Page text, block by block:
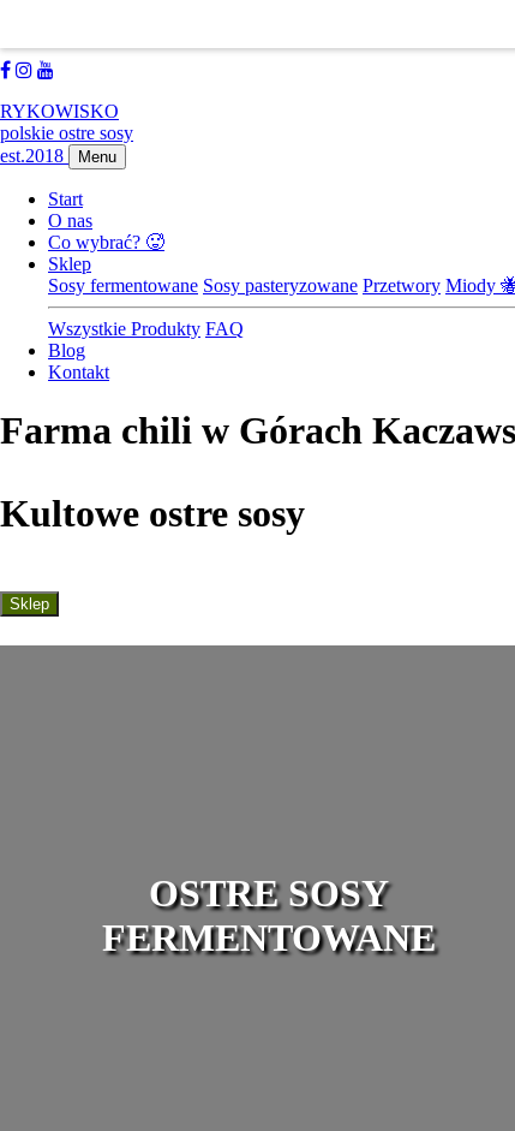
Facebook
Instagram
RYKOWISKO
polskie ostre sosy
est.2018
Menu
Start
O nas
Co wybrać? 🥵
Sklep
Sosy fermentowane Sosy pasteryzowane Przetwory Miody
Wszystkie Produkty FAQ
Blog
Kontakt
Farma chili w Górach
Kultowe ostre sosy
Sklep
OSTRE SOSY
FERMENTOWANE